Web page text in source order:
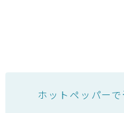
ホットペッパー